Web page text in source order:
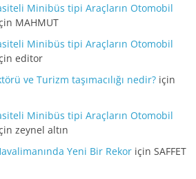
Minibüs tipi Araçların Otomobil
MAHMUT
Minibüs tipi Araçların Otomobil
editor
ve Turizm taşımacılığı nedir? için
Minibüs tipi Araçların Otomobil
zeynel altın
Yeni Bir Rekor içinSAFFET